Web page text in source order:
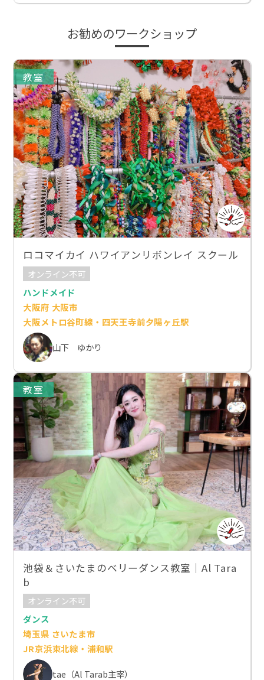
お勧めのワークショップ
教室
ロコマイカイ ハワイアンリボンレイ スクール
オンライン不可
ハンドメイド
大阪府 大阪市
大阪メトロ谷町線・四天王寺前夕陽ヶ丘駅
山下 ゆかり
教室
池袋＆さいたまのベリーダンス教室｜Al Tara
b
オンライン不可
ダンス
埼玉県 さいたま市
JR京浜東北線・浦和駅
tae（Al Tarab主宰）